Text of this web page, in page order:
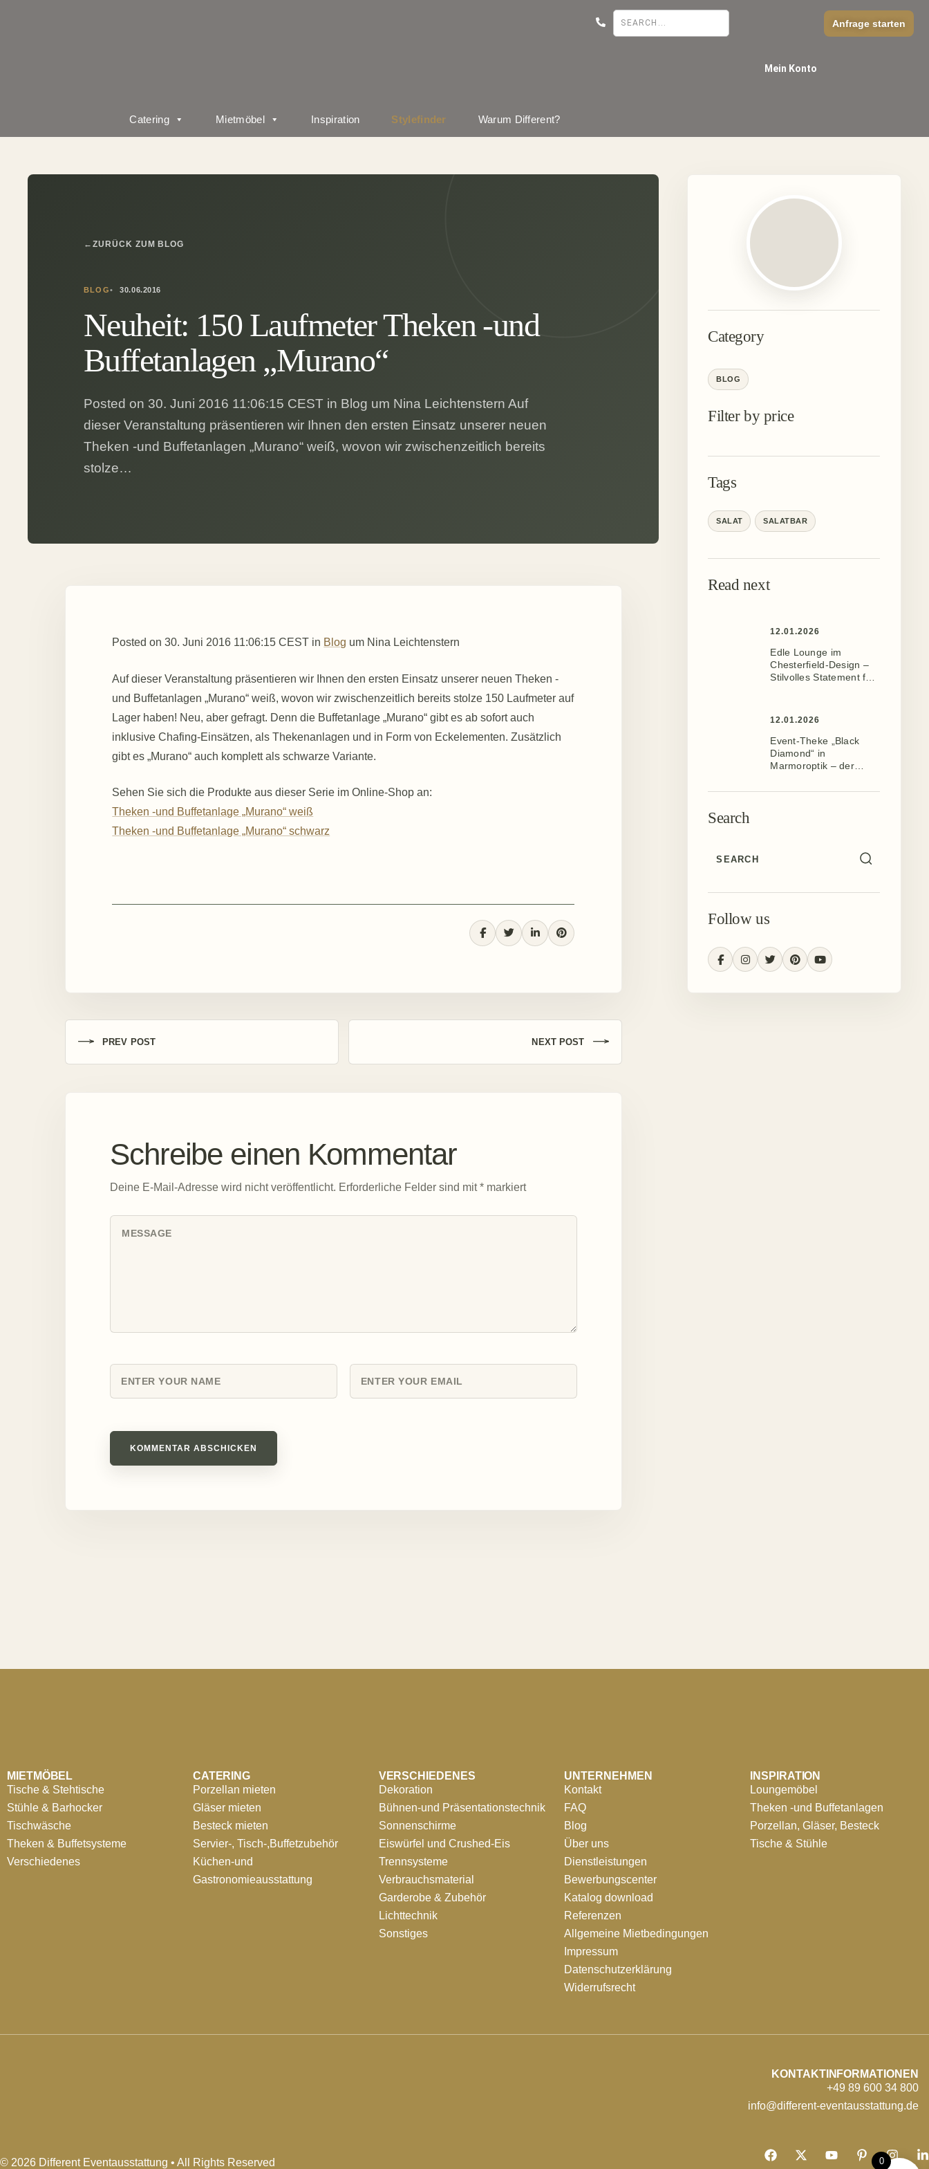
Catering Mietmöbel Inspiration Stylefinder Warum Different?
Mein Konto
Anfrage starten
← ZURÜCK ZUM BLOG
BLOG 30.06.2016
Neuheit: 150 Laufmeter Theken -und
Buffetanlagen „Murano“
Posted on 30. Juni 2016 11:06:15 CEST in Blog um Nina Leichtenstern Auf
dieser Veranstaltung präsentieren wir Ihnen den ersten Einsatz unserer neuen
Theken -und Buffetanlagen „Murano“ weiß, wovon wir zwischenzeitlich bereits
stolze…
Posted on30. Juni 2016 11:06:15 CEST in Blog um Nina Leichtenstern
Auf dieser Veranstaltung präsentieren wir Ihnen den ersten Einsatz unserer neuen Theken -
und Buffetanlagen „Murano“ weiß, wovon wir zwischenzeitlich bereits stolze 150 Laufmeter auf
Lager haben! Neu, aber gefragt. Denn die Buffetanlage „Murano“ gibt es ab sofort auch
inklusive Chafing-Einsätzen, als Thekenanlagen und in Form von Eckelementen. Zusätzlich
gibt es „Murano“ auch komplett als schwarze Variante.
Sehen Sie sich die Produkte aus dieser Serie im Online-Shop an:
Theken -und Buffetanlage „Murano“ weiß
Theken -und Buffetanlage „Murano“ schwarz
PREV POST NEXT POST
Schreibe einen Kommentar
Deine E-Mail-Adresse wird nicht veröffentlicht. Erforderliche Felder sind mit* markiert
KOMMENTAR ABSCHICKEN
Category
BLOG
Filter by price
Tags
SALAT SALATBAR
Read next
12.01.2026
Edle Lounge im
Chesterfield-Design –
Stilvolles Statement für
12.01.2026
Event-Theke „Black
Diamond“ in
Marmoroptik – der
Veranstaltung
Search
Follow us
MIETMÖBEL
Tische & Stehtische
Stühle & Barhocker
Tischwäsche
Theken & Buffetsysteme
Verschiedenes
CATERING
Porzellan mieten
Gläser mieten
Besteck mieten
Servier-, Tisch-,Buffetzubehör
Küchen-und
Gastronomieausstattung
VERSCHIEDENES
Dekoration
Bühnen-und Präsentationstechnik
Sonnenschirme
Eiswürfel und Crushed-Eis
Trennsysteme
Verbrauchsmaterial
Garderobe & Zubehör
Lichttechnik
Sonstiges
UNTERNEHMEN
Kontakt
FAQ
Blog
Über uns
Dienstleistungen
Bewerbungscenter
Katalog download
Referenzen
Allgemeine Mietbedingungen
Impressum
Datenschutzerklärung
Widerrufsrecht
INSPIRATION
Loungemöbel
Theken -und Buffetanlagen
Porzellan, Gläser, Besteck
Tische & Stühle
KONTAKTINFORMATIONEN
+49 89 600 34 800
info@different-eventausstattung.de
© 2026 Different Eventausstattung • All Rights Reserved 0